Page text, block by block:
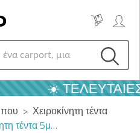
☀️ ΤΕΛΕΥΤΑΊΕΣ
Χειροκίνητη τέντα
τέντα 5μ…